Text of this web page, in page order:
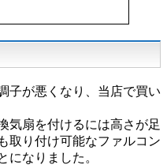
子が悪くなり、当店で買い
気扇を付けるには高さが足
取り付け可能なファルコン
になりました。